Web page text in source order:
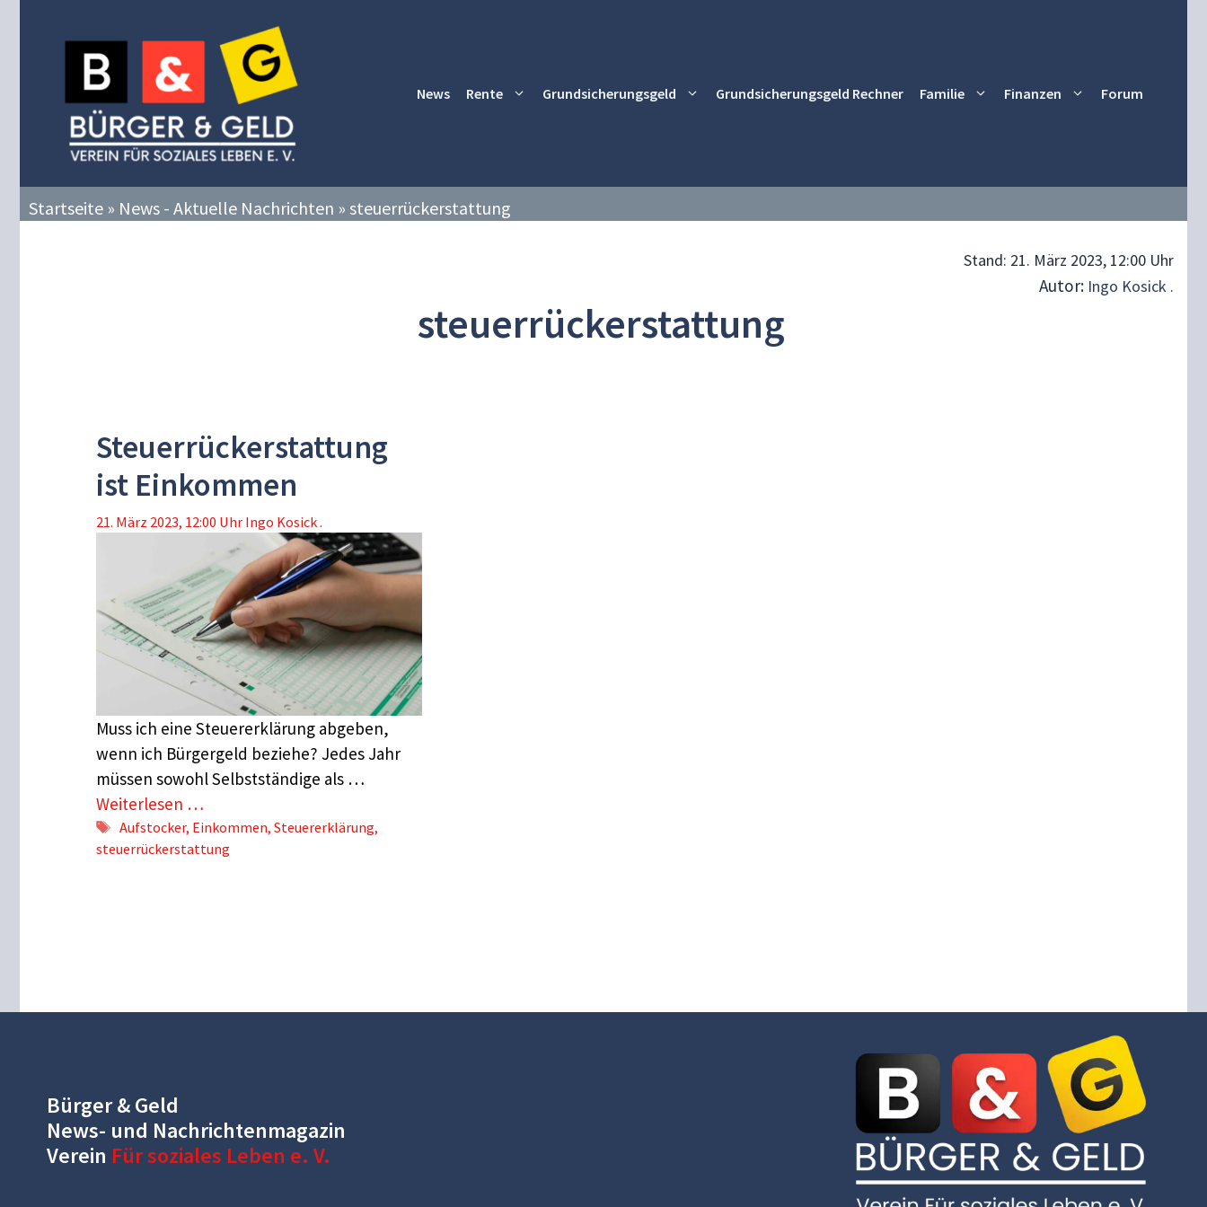
News Rente Grundsicherungsgeld Grundsicherungsgeld Rechner Familie Finanzen Forum
Startseite » News - Aktuelle Nachrichten » steuerrückerstattung
Stand: 21. März 2023, 12:00 Uhr
Autor: Ingo Kosick .
steuerrückerstattung
Steuerrückerstattung
ist Einkommen
21. März 2023, 12:00 Uhr Ingo Kosick .
Muss ich eine Steuererklärung abgeben,
wenn ich Bürgergeld beziehe? Jedes Jahr
müssen sowohl Selbstständige als …
Weiterlesen …
Schlagwörter
Aufstocker, Einkommen, Steuererklärung,
steuerrückerstattung
Bürger & Geld
News- und Nachrichtenmagazin
Verein Für soziales Leben e. V.